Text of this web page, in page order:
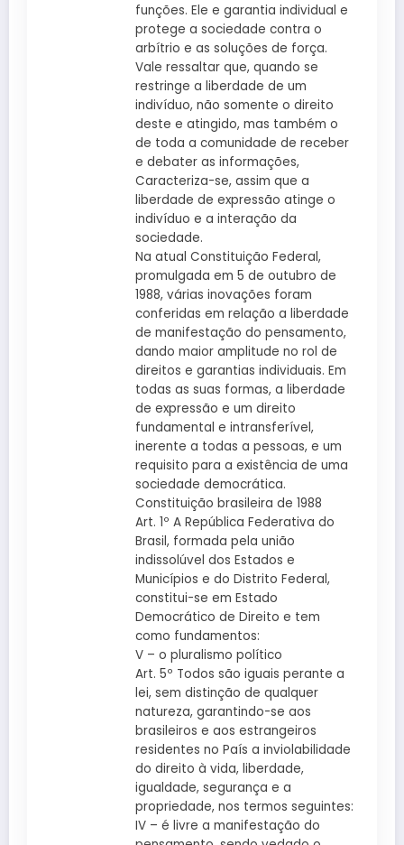
funções. Ele e garantia individual e
protege a sociedade contra o
arbítrio e as soluções de força.
Vale ressaltar que, quando se
restringe a liberdade de um
indivíduo, não somente o direito
deste e atingido, mas também o
de toda a comunidade de receber
e debater as informações,
Caracteriza-se, assim que a
liberdade de expressão atinge o
indivíduo e a interação da
sociedade.
Na atual Constituição Federal,
promulgada em 5 de outubro de
1988, várias inovações foram
conferidas em relação a liberdade
de manifestação do pensamento,
dando maior amplitude no rol de
direitos e garantias individuais. Em
todas as suas formas, a liberdade
de expressão e um direito
fundamental e intransferível,
inerente a todas a pessoas, e um
requisito para a existência de uma
sociedade democrática.
Constituição brasileira de 1988
Art. 1º A República Federativa do
Brasil, formada pela união
indissolúvel dos Estados e
Municípios e do Distrito Federal,
constitui-se em Estado
Democrático de Direito e tem
como fundamentos:
V – o pluralismo político
Art. 5º Todos são iguais perante a
lei, sem distinção de qualquer
natureza, garantindo-se aos
brasileiros e aos estrangeiros
residentes no País a inviolabilidade
do direito à vida, liberdade,
igualdade, segurança e a
propriedade, nos termos seguintes:
IV – é livre a manifestação do